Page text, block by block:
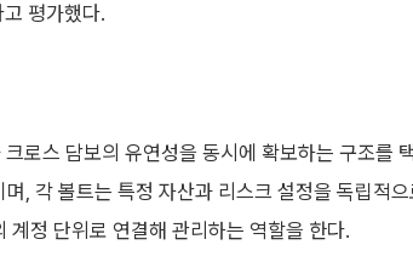
평가했다.
로스 담보의 유연성을 동시에 확보하는 구조를
, 각 볼트는 특정 자산과 리스크 설정을 독립적
정 단위로 연결해 관리하는 역할을 한다.